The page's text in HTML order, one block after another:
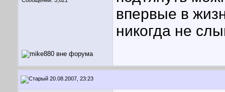
впервые в
никогда не
20.08.2007, 23:23